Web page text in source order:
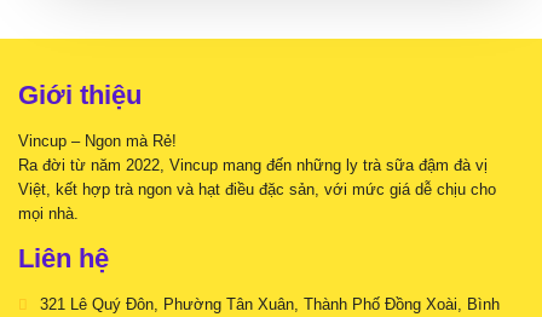
Giới thiệu
Vincup – Ngon mà Rẻ!
Ra đời từ năm 2022, Vincup mang đến những ly trà sữa đậm đà vị
Việt, kết hợp trà ngon và hạt điều đặc sản, với mức giá dễ chịu cho
mọi nhà.
Liên hệ
321 Lê Quý Đôn, Phường Tân Xuân, Thành Phố Đồng Xoài, Bình